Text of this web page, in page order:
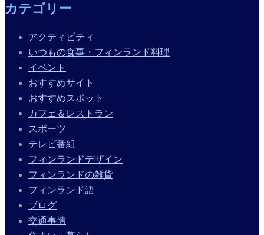
カテゴリー
アクティビティ
いつもの食事・フィンランド料理
イベント
おすすめサイト
おすすめスポット
カフェ＆レストラン
スポーツ
テレビ番組
フィンランドデザイン
フィンランドの雑貨
フィンランド語
ブログ
交通事情